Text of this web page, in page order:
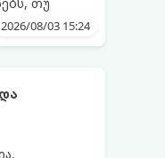
2026/08/03 15:24